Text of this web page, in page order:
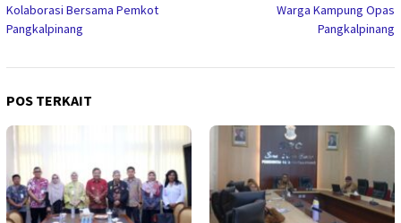
Kolaborasi Bersama Pemkot
Pangkalpinang
Warga Kampung Opas
Pangkalpinang
POS TERKAIT